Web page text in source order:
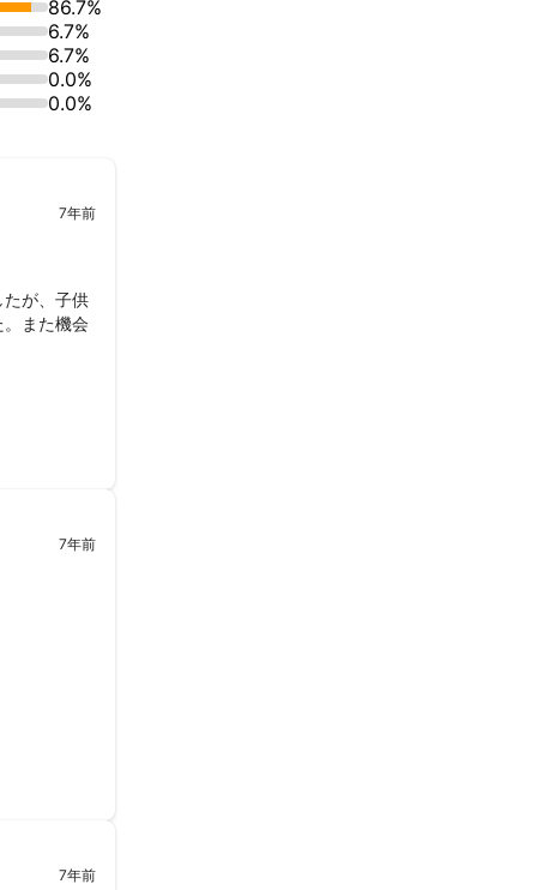
コーダーな
い！
86.7%
6.7%
6.7%
0.0%
0.0%
7年前
が、子供
。また機会
7年前
7年前